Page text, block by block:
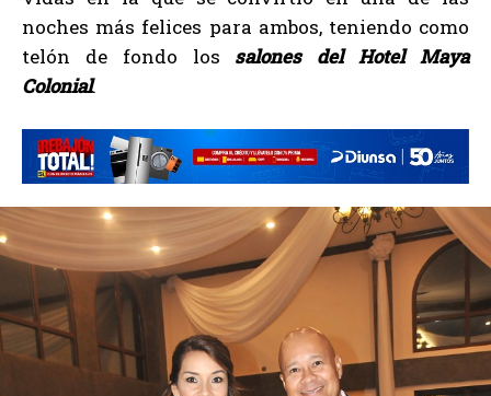
noches más felices para ambos, teniendo como
telón de fondo los salones del Hotel Maya
Colonial.